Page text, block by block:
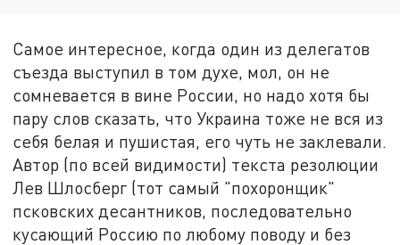
Самое интересное, когда один из делегатов
съезда выступил в том духе, мол, он не
сомневается в вине России, но надо хотя бы
пару слов сказать, что Украина тоже не вся из
себя белая и пушистая, его чуть не заклевали.
Автор (по всей видимости) текста резолюции
Лев Шлосберг (тот самый "похоронщик"
псковских десантников, последовательно
кусающий Россию по любому поводу и без